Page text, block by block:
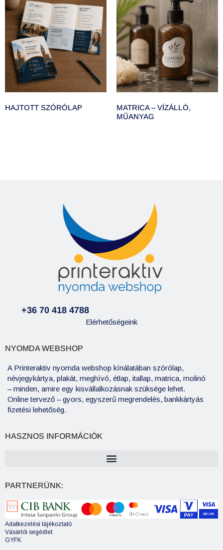
HAJTOTT SZÓRÓLAP
MATRICA – VÍZÁLLÓ,
MŰANYAG
+36 70 418 4788
Elérhetőségeink
NYOMDA WEBSHOP
A Printeraktiv nyomda webshop kínálatában szórólap,
névjegykártya, plakát, meghívó, étlap, itallap, matrica, molinó
– minden, amire egy kisvállalkozásnak szüksége lehet.
Online tervező – gyors, egyszerű megrendelés, bankkártyás
fizetési lehetőség.
HASZNOS INFORMÁCIÓK
PARTNERÜNK:
Adatkezelési tájékoztató
Vásárlói segédlet
GYFK